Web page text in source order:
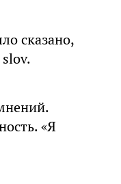
сказано,
«Я